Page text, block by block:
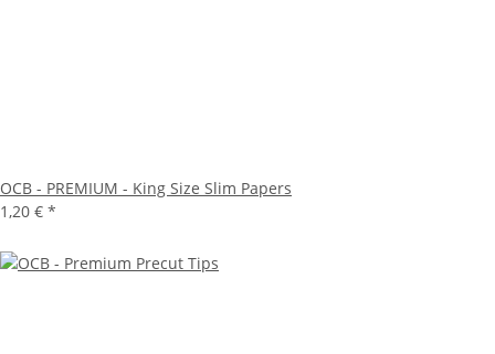
OCB - PREMIUM - King Size Slim Papers
1,20 € *